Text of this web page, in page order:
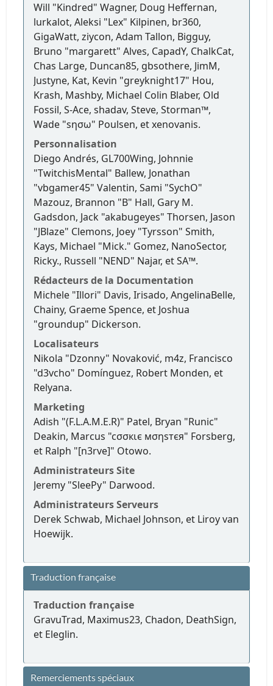
Will "Kindred" Wagner, Doug Heffernan,
lurkalot, Aleksi "Lex" Kilpinen, br360,
GigaWatt, ziycon, Adam Tallon, Bigguy,
Bruno "margarett" Alves, CapadY, ChalkCat,
Chas Large, Duncan85, gbsothere, JimM,
Justyne, Kat, Kevin "greyknight17" Hou,
Krash, Mashby, Michael Colin Blaber, Old
Fossil, S-Ace, shadav, Steve, Storman™,
Wade "sησω" Poulsen, et xenovanis.
Personnalisation
Diego Andrés, GL700Wing, Johnnie
"TwitchisMental" Ballew, Jonathan
"vbgamer45" Valentin, Sami "SychO"
Mazouz, Brannon "B" Hall, Gary M.
Gadsdon, Jack "akabugeyes" Thorsen, Jason
"JBlaze" Clemons, Joey "Tyrsson" Smith,
Kays, Michael "Mick." Gomez, NanoSector,
Ricky., Russell "NEND" Najar, et SA™.
Rédacteurs de la Documentation
Michele "Illori" Davis, Irisado, AngelinaBelle,
Chainy, Graeme Spence, et Joshua
"groundup" Dickerson.
Localisateurs
Nikola "Dzonny" Novaković, m4z, Francisco
"d3vcho" Domínguez, Robert Monden, et
Relyana.
Marketing
Adish "(F.L.A.M.E.R)" Patel, Bryan "Runic"
Deakin, Marcus "cσσкιє мσηѕтєя" Forsberg,
et Ralph "[n3rve]" Otowo.
Administrateurs Site
Jeremy "SleePy" Darwood.
Administrateurs Serveurs
Derek Schwab, Michael Johnson, et Liroy van
Hoewijk.
Traduction française
Traduction française
GravuTrad, Maximus23, Chadon, DeathSign,
et Eleglin.
Remerciements spéciaux